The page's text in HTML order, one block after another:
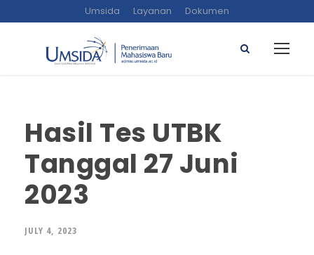
Umsida Layanan Dokumen
Hasil Tes UTBK
Tanggal 27 Juni
2023
JULY 4, 2023